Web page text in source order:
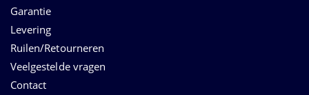
Garantie
Levering
Ruilen/Retourneren
Veelgestelde vragen
Contact